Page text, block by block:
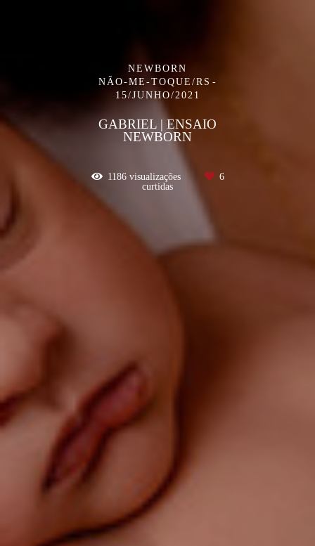
NEWBORN
NÃO-ME-TOQUE/RS
15/JUNHO/2021
GABRIEL | ENSAIO
NEWBORN
1186visualizações
6
curtidas